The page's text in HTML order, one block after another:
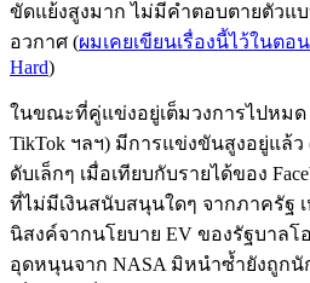
ขัดแย้งสูงมาก ไม่มีคำตอบตายตัวแ
อวกาศ (ผมเคยเขียนเรื่องนี้ไว้ในตอน
Hard)
ในขณะที่คู่แข่งอยู่เต็มวงการไปหมด
TikTok ฯลฯ) มีการแข่งขันสูงอยู่แล้ว
ดับเล็กๆ เมื่อเทียบกับรายได้ของ
ที่ไม่มีเงินสนับสนุนใดๆ จากภาครัฐ
นิสงค์จากนโยบาย EV ของรัฐบาลโ
อุดหนุนจาก NASA มิหนำซ้ำยังถูกนั